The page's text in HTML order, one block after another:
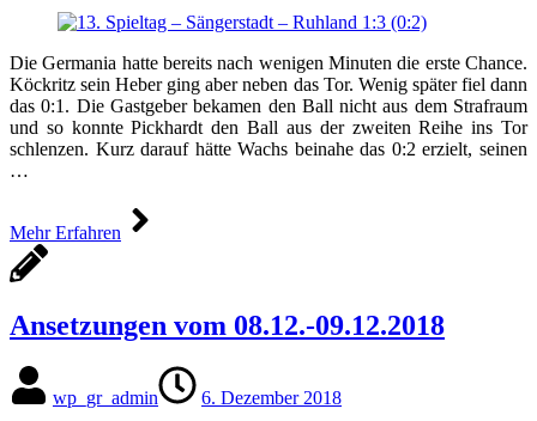
Die Germania hatte bereits nach wenigen Minuten die erste Chance.
Köckritz sein Heber ging aber neben das Tor. Wenig später fiel dann
das 0:1. Die Gastgeber bekamen den Ball nicht aus dem Strafraum
und so konnte Pickhardt den Ball aus der zweiten Reihe ins Tor
schlenzen. Kurz darauf hätte Wachs beinahe das 0:2 erzielt, seinen
…
Mehr Erfahren
Ansetzungen vom 08.12.-09.12.2018
wp_gr_admin 6. Dezember 2018